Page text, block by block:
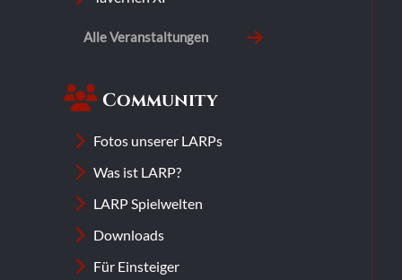
Alle Veranstaltungen
Community
Fotos unserer LARPs
Was ist LARP?
LARP Spielwelten
Downloads
Für Einsteiger